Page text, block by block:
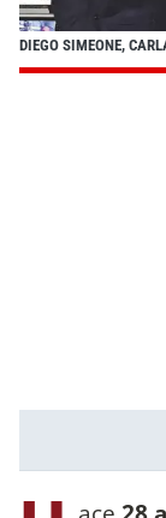
DIEGO SIMEONE,